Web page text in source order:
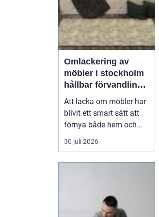
Omlackering av
möbler i stockholm
hållbar förvandling
av hem och kontor
Att lacka om möbler har
blivit ett smart sätt att
förnya både hem och
kontor utan att köpa
nytt. Många i Stockholm
30 juli 2026